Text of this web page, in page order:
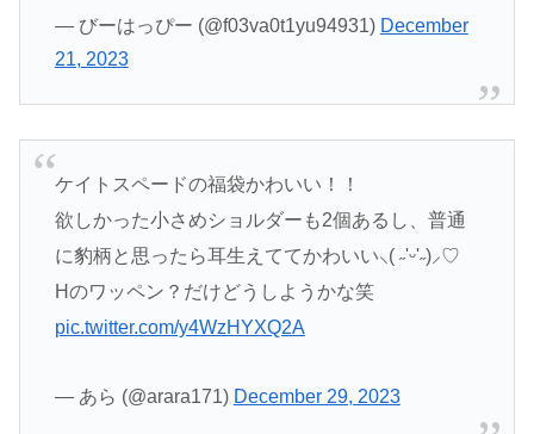
— びーはっぴー (@f03va0t1yu94931) December
21, 2023
ケイトスペードの福袋かわいい！！
欲しかった小さめショルダーも2個あるし、普通
に豹柄と思ったら耳生えててかわいい⸜( ˶'ᵕ'˶)⸝♡
Hのワッペン？だけどうしようかな笑
pic.twitter.com/y4WzHYXQ2A
— あら (@arara171) December 29, 2023